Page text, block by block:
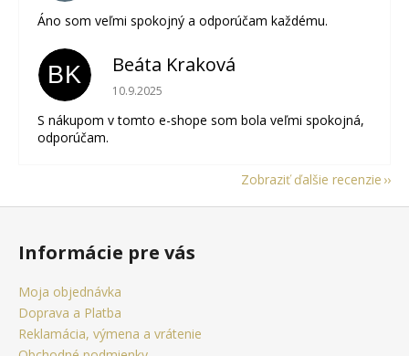
Áno som veľmi spokojný a odporúčam každému.
BK Beáta Kraková
Hodnotenie obchodu je 5 z 5 hviezdičiek.
10.9.2025
S nákupom v tomto e-shope som bola veľmi spokojná,
odporúčam.
Zobraziť ďalšie recenzie
Informácie pre vás
Moja objednávka
Doprava a Platba
Reklamácia, výmena a vrátenie